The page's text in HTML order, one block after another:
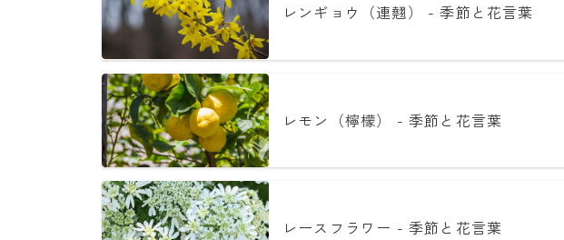
レンギョウ（連翹） - 季節と花言葉
レモン（檸檬） - 季節と花言葉
レースフラワー - 季節と花言葉